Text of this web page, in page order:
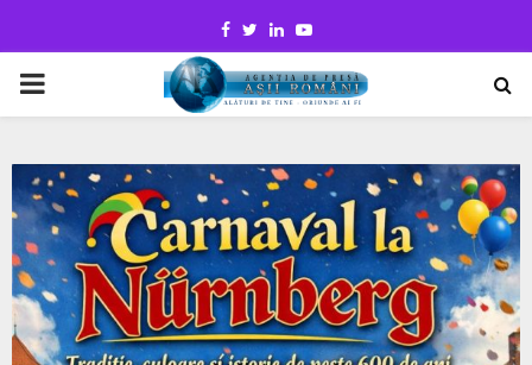
Facebook
TwitterLinkedinYoutube
PRIMARY